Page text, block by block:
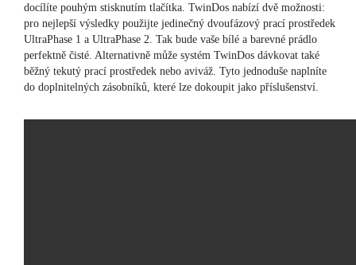
docílíte pouhým stisknutím tlačítka. TwinDos nabízí dvě možnosti:
pro nejlepší výsledky použijte jedinečný dvoufázový prací prostředek
UltraPhase 1 a UltraPhase 2. Tak bude vaše bílé a barevné prádlo
perfektně čisté. Alternativně může systém TwinDos dávkovat také
běžný tekutý prací prostředek nebo aviváž. Tyto jednoduše naplníte
do doplnitelných zásobníků, které lze dokoupit jako příslušenství.